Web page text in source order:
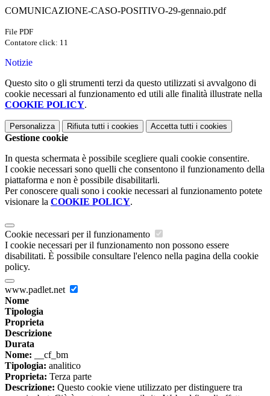
COMUNICAZIONE-CASO-POSITIVO-29-gennaio.pdf
File PDF
Contatore click: 11
Notizie
Questo sito o gli strumenti terzi da questo utilizzati si avvalgono di
cookie necessari al funzionamento ed utili alle finalità illustrate nella
COOKIE POLICY.
Personalizza Rifiuta tutti i cookies Accetta tutti i cookies
Gestione cookie
In questa schermata è possibile scegliere quali cookie consentire.
I cookie necessari sono quelli che consentono il funzionamento della
piattaforma e non è possibile disabilitarli.
Per conoscere quali sono i cookie necessari al funzionamento potete
visionare la COOKIE POLICY.
Cookie necessari per il funzionamento
I cookie necessari per il funzionamento non possono essere
disabilitati. È possibile consultare l'elenco nella pagina della cookie
policy.
www.padlet.net
Nome
Tipologia
Proprieta
Descrizione
Durata
Nome: __cf_bm
Tipologia: analitico
Proprieta: Terza parte
Descrizione: Questo cookie viene utilizzato per distinguere tra